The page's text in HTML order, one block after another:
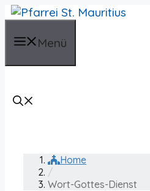
Zum
springenMenü
Home
/
Wort-Gottes-Dienst